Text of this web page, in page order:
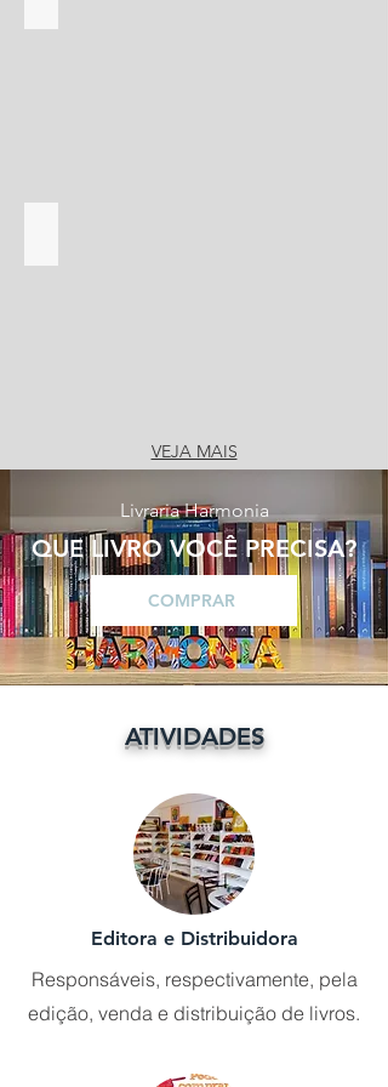
VEJA MAIS
Livraria Harmonia
QUE LIVRO VOCÊ PRECISA?
COMPRAR
ATIVIDADES
Editora e Distribuidora
Responsáveis, respectivamente, pela
edição, venda e distribuição de livros.